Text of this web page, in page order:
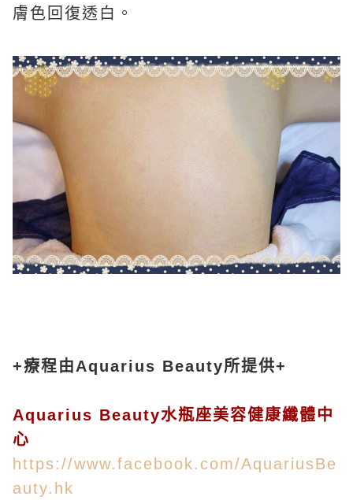
膚色回復透白。
+療程由Aquarius Beauty所提供+
Aquarius Beauty水瓶座美容健康纖體中
心
https://www.facebook.com/AquariusBe
auty.hk